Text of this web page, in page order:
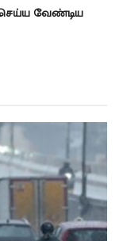
செய்ய வேண்டிய